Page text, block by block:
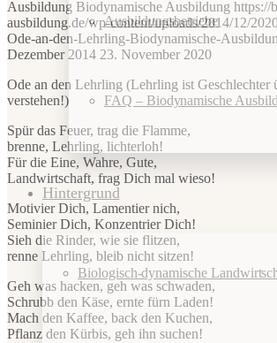
Ausbildungsbetriebe
FAQ – Biodynamische
Hintergrund
Biologisch-dynamische
Ausbildung Biodynamische Ausbildung https://
ausbildung.de/wp-content/uploads/2014/12/
Ode-an-den-Lehrling-Biodynamische-
Dezember 2014 23. November 2020
Ode an den Lehrling (Lehrling ist Geschlechter
verstehen!)
Spür das Feuer, trag die Flamme,
brenne, Lehrling, lichterloh!
Für die Eine, Wahre, Gute,
Landwirtschaft, frag Dich mal wieso!
Motivier Dich, Lamentier nich,
Seminier Dich, Konzentrier Dich!
Sieh die Rinder, wie sie flitzen,
renne Lehrling, bleib nicht sitzen!
Geh was hacken, geh was schwaden,
Schrubb den Käse, ernte fürn Laden!
Mach den Kaffee, back den Kuchen,
Pflanz den Kürbis, geh ihn suchen!